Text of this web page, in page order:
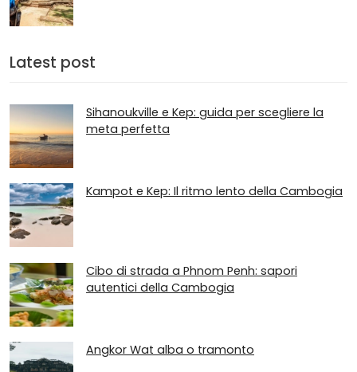
Latest post
Sihanoukville e Kep: guida per scegliere la
meta perfetta
Kampot e Kep: Il ritmo lento della Cambogia
Cibo di strada a Phnom Penh: sapori
autentici della Cambogia
Angkor Wat alba o tramonto